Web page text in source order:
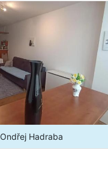
Ondřej Hadraba